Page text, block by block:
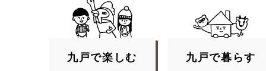
九戸で楽しむ 九戸で暮らす